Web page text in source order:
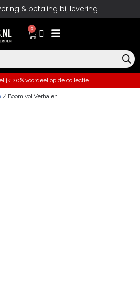
& betaling bij levering
0
20% voordeel op de collectie
/ Boom vol Verhalen